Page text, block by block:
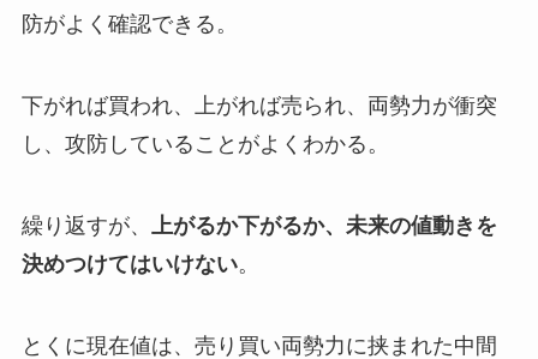
防がよく確認できる。
下がれば買われ、上がれば売られ、両勢力が衝突
し、攻防していることがよくわかる。
繰り返すが、
上がるか下がるか、未来の値動きを
決めつけてはいけない。
とくに現在値は、売り買い両勢力に挟まれた中間